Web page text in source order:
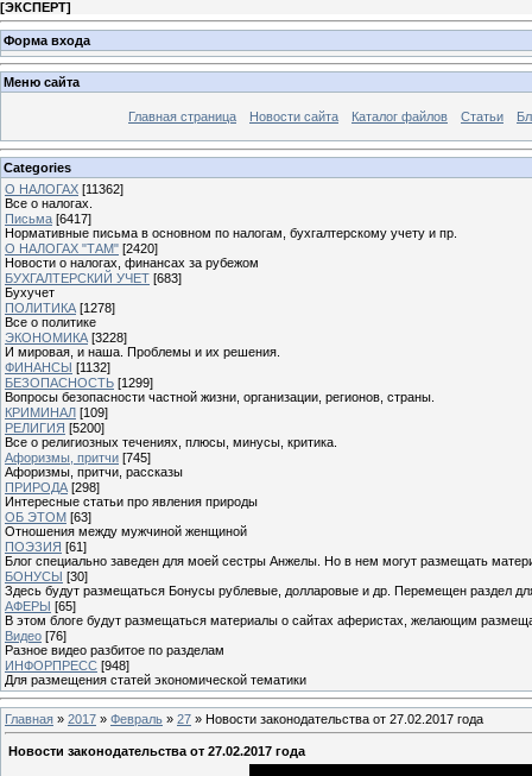
[ЭКСПЕРТ]
Форма входа
Меню сайта
Главная страница Новости сайта Каталог файлов Статьи
Categories
О НАЛОГАХ [11362]
Все о налогах.
Письма [6417]
Нормативные письма в основном по налогам, бухгалтерскому учету и пр.
О НАЛОГАХ "ТАМ" [2420]
Новости о налогах, финансах за рубежом
БУХГАЛТЕРСКИЙ УЧЕТ [683]
Бухучет
ПОЛИТИКА [1278]
Все о политике
ЭКОНОМИКА [3228]
И мировая, и наша. Проблемы и их решения.
ФИНАНСЫ [1132]
БЕЗОПАСНОСТЬ [1299]
Вопросы безопасности частной жизни, организации, регионов, страны.
КРИМИНАЛ [109]
РЕЛИГИЯ [5200]
Все о религиозных течениях, плюсы, минусы, критика.
Афоризмы, притчи [745]
Афоризмы, притчи, рассказы
ПРИРОДА [298]
Интересные статьи про явления природы
ОБ ЭТОМ [63]
Отношения между мужчиной женщиной
ПОЭЗИЯ [61]
Блог специально заведен для моей сестры Анжелы. Но в нем могут размещать
БОНУСЫ [30]
Здесь будут размещаться Бонусы рублевые, долларовые и др. Перемещен раздел
АФЕРЫ [65]
В этом блоге будут размещаться материалы о сайтах аферистах, желающим
Видео [76]
Разное видео разбитое по разделам
ИНФОРПРЕСС [948]
Для размещения статей экономической тематики
Главная » 2017 » Февраль » 27 » Новости законодательства от 27.02.2017 года
Новости законодательства от 27.02.2017 года